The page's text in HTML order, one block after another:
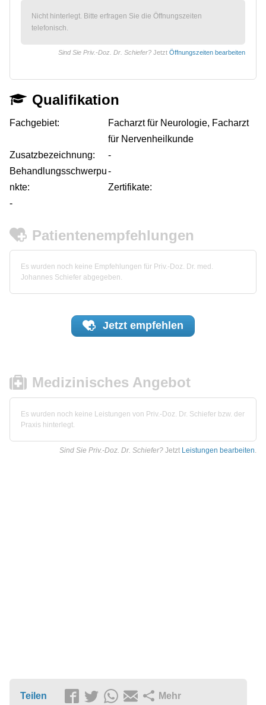
Nicht hinterlegt. Bitte erfragen Sie die Öffnungszeiten
telefonisch.
Sind Sie Priv.-Doz. Dr. Schiefer? Jetzt Öffnungszeiten bearbeiten
Qualifikation
Fachgebiet:
Facharzt für Neurologie, Facharzt
für Nervenheilkunde
Zusatzbezeichnung:
-
Behandlungsschwerpu
nkte:
-
Zertifikate:
-
Patientenempfehlungen
Es wurden noch keine Empfehlungen für Priv.-Doz. Dr. med.
Johannes Schiefer abgegeben.
Jetzt empfehlen
Medizinisches Angebot
Es wurden noch keine Leistungen von Priv.-Doz. Dr. Schiefer bzw. der
Praxis hinterlegt.
Sind Sie Priv.-Doz. Dr. Schiefer? Jetzt Leistungen bearbeiten.
Teilen Mehr